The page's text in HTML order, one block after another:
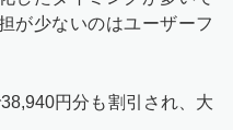
が少ないのはユーザーフ
円分も割引され、大